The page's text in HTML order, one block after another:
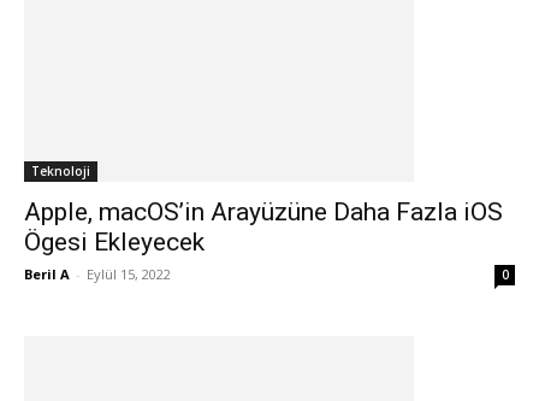
Teknoloji
Apple, macOS’in Arayüzüne Daha Fazla iOS
Ögesi Ekleyecek
Beril A - Eylül 15, 2022 0